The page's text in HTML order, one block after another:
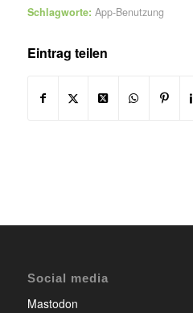
Schlagworte: App-Benutzung
Eintrag teilen
Social media
Mastodon